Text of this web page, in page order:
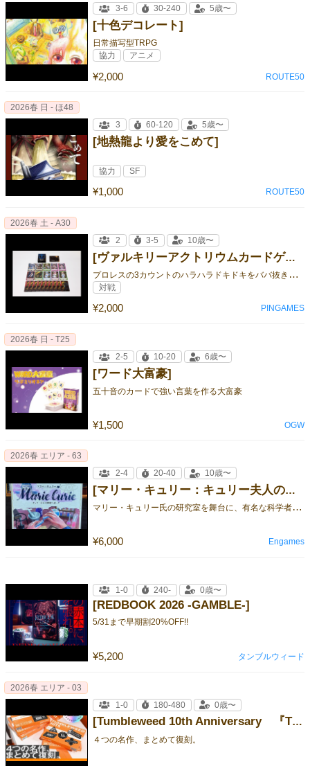
[十色デコレート]
日常描写型TRPG
¥2,000
3-6
30-240 5歳〜
協力 アニメ
ROUTE50
[地熱龍より愛をこめて]
¥1,000
2026春 日 - ほ48
3
60-120 5歳〜
協力 SF
ROUTE50
[ヴァルキリーアクトリウムカードゲーム]
プ
ロレスの3カウントのハラハラドキドキをババ抜きで再現したトレカ
¥2,000
2026春 土 - A30
2
3-5 10歳〜
対戦
PINGAMES
[ワード大富豪]
五十音のカードで強い言葉を作る大富豪
¥1,500
2026春 日 - T25
2-5
10-20 6歳〜
OGW
[マリー・キュリー：キュリー夫人の軌跡を辿って]
マ
リー・キュリー氏の研究室を舞台に、有名な科学者がノーベル賞を2度受賞するのを手助けしましょう！
¥6,000
2026春 エリア - 63
2-4
20-40 10歳〜
Engames
[REDBOOK 2026 -GAMBLE-]
5/31まで早期割20%OFF!!
¥5,200
1-0 240- 0歳〜
タンブルウィード
[Tumbleweed 10th Anniversary 『TUMBLEWEED HITS』]
４つの名作、まとめて復刻。
2026春 エリア - 03
1-0
180-480 0歳〜